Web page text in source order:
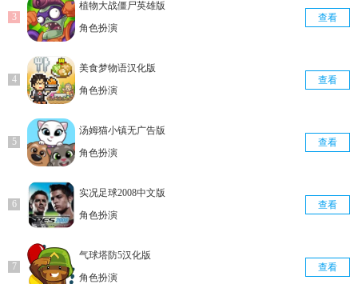
植物大战僵尸英雄版
角色扮演
查看
美食梦物语汉化版
角色扮演
查看
汤姆猫小镇无广告版
角色扮演
查看
实况足球2008中文版
角色扮演
查看
气球塔防5汉化版
角色扮演
查看